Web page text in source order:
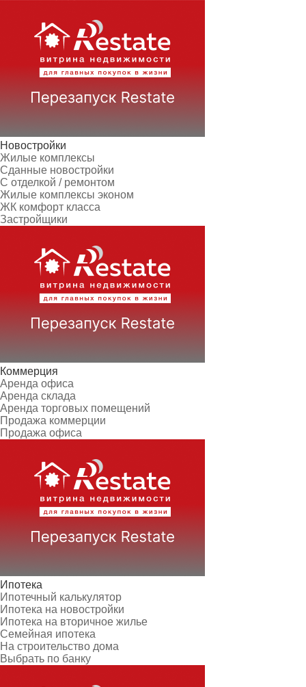
Новостройки
Жилые комплексы
Сданные новостройки
С отделкой / ремонтом
Жилые комплексы эконом
ЖК комфорт класса
Застройщики
Коммерция
Аренда офиса
Аренда склада
Аренда торговых помещений
Продажа коммерции
Продажа офиса
Ипотека
Ипотечный калькулятор
Ипотека на новостройки
Ипотека на вторичное жилье
Семейная ипотека
На строительство дома
Выбрать по банку